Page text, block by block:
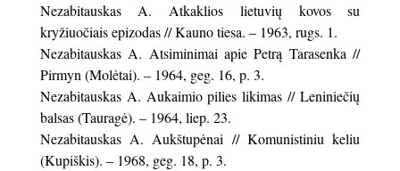
Nezabitauskas A. Atkaklios lietuvių kovos su
kryžiuočiais epizodas // Kauno tiesa. – 1963, rugs. 1.
Nezabitauskas A. Atsiminimai apie Petrą Tarasenka //
Pirmyn (Molėtai). – 1964, geg. 16, p. 3.
Nezabitauskas A. Aukaimio pilies likimas // Leniniečių
balsas (Tauragė). – 1964, liep. 23.
Nezabitauskas A. Aukštupėnai // Komunistiniu keliu
(Kupiškis). – 1968, geg. 18, p. 3.